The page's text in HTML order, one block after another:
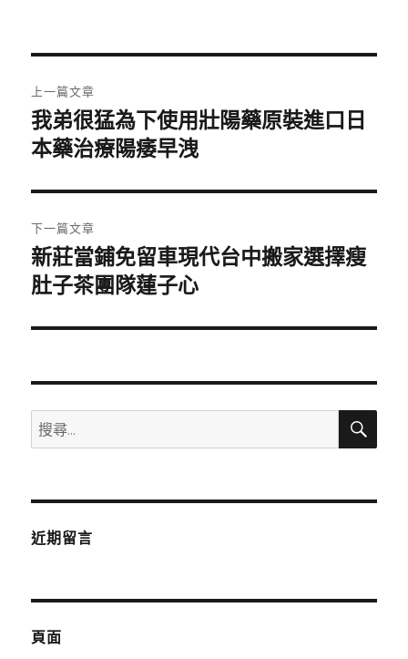
章
導
覽
上一篇文章
上
一
文
章:
我弟很猛為下使用壯陽藥原裝進口日
本藥治療陽痿早洩
下一篇文章
下
一
文
新莊當鋪免留車現代台中搬家選擇瘦
肚子茶團隊蓮子心
搜
尋
鍵
搜
近期留言
頁面